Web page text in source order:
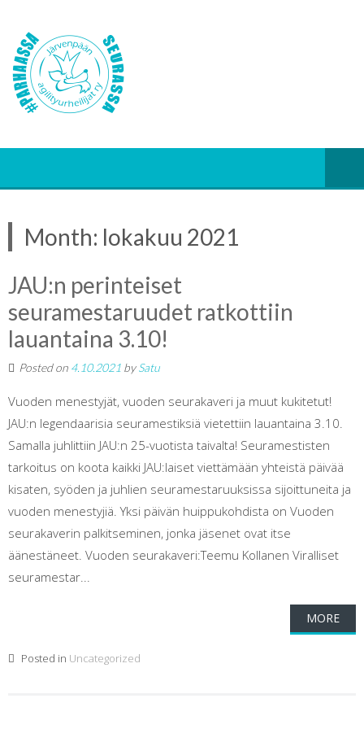
Month: lokakuu 2021
JAU:n perinteiset
seuramestaruudet ratkottiin
lauantaina 3.10!
Posted on 4.10.2021 bySatu
Vuoden menestyjät, vuoden seurakaveri ja muut kukitetut!
JAU:n legendaarisia seuramestiksiä vietettiin lauantaina 3.10.
Samalla juhlittiin JAU:n 25-vuotista taivalta! Seuramestisten
tarkoitus on koota kaikki JAU:laiset viettämään yhteistä päivää
kisaten, syöden ja juhlien seuramestaruuksissa sijoittuneita ja
vuoden menestyjiä. Yksi päivän huippukohdista on Vuoden
seurakaverin palkitseminen, jonka jäsenet ovat itse
äänestäneet. Vuoden seurakaveri:Teemu Kollanen Viralliset
seuramestar...
MORE
Posted in Uncategorized